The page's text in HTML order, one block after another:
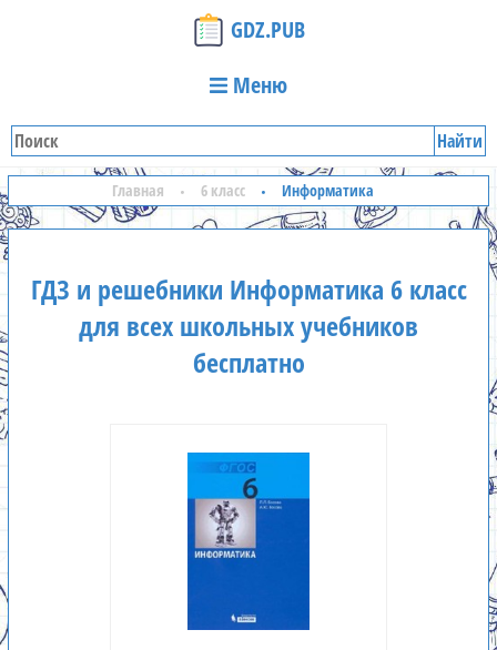
GDZ.PUB
Меню
Найти
Главная 6 класс Информатика
ГДЗ и решебники Информатика 6 класс
для всех школьных учебников
бесплатно